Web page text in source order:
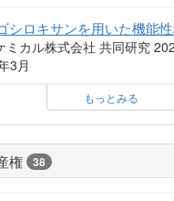
シロキサンを用いた機能
ミカル株式会社 共同研究
3月
もっとみる
権 38